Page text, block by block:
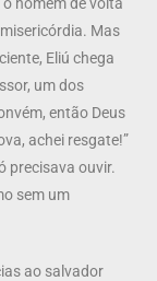
Mas
Eliú chega
um dos
então Deus
achei resgate!”
precisava ouvir.
sem um
ao salvador